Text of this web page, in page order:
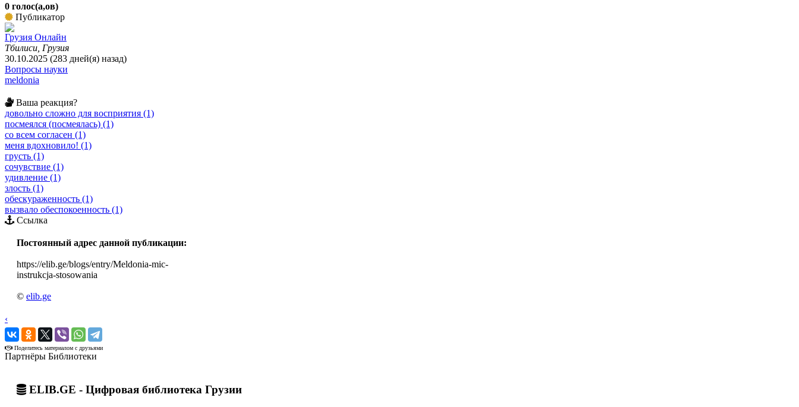
0 голос(а,ов)
Публикатор
Грузия Онлайн
Тбилиси, Грузия
30.10.2025 (283 дней(я) назад)
Вопросы науки
meldonia
Ваша реакция?
довольно сложно для восприятия (1)
посмеялся (посмеялась) (1)
со всем согласен (1)
меня вдохновило! (1)
грусть (1)
сочувствие (1)
удивление (1)
злость (1)
обескураженность (1)
вызвало обеспокоенность (1)
Ссылка
Постоянный адрес данной публикации:
https://elib.ge/blogs/entry/Meldonia-mic-
instrukcja-stosowania
© elib.ge
‹
›
Поделитесь материалом с друзьями
Партнёры Библиотеки
ELIB.GE - Цифровая библиотека Грузии